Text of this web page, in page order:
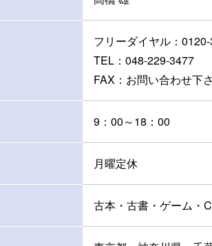
フリーダイヤル：
TEL：048-229-3477
FAX：お問い合わせ下
9：00～18：00
月曜定休
古本・古書・ゲーム・